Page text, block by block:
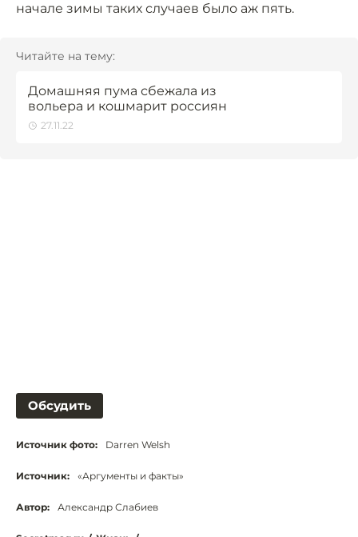
начале зимы таких случаев было аж пять.
Читайте на тему:
Домашняя пума сбежала из
вольера и кошмарит россиян
27.11.22
Обсудить
Источник фото: Darren Welsh
Источник: «Аргументы и факты»
Автор: Александр Слабиев